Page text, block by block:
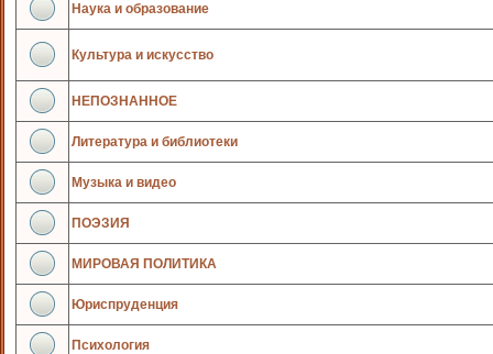
Наука и образование
Культура и искусство
НЕПОЗНАННОЕ
Литература и библиотеки
Музыка и видео
ПОЭЗИЯ
МИРОВАЯ ПОЛИТИКА
Юриспруденция
Психология